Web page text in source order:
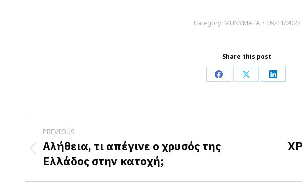
Category: ΜΗΝΥΜΑΤΑ 09/11/2022
Share this post
Share
Facebook
Share
X
Share
Post
navigation
PREVIOUS
Previous
post:
Αλήθεια, τι απέγινε ο χρυσός της
Ελλάδος στην κατοχή;